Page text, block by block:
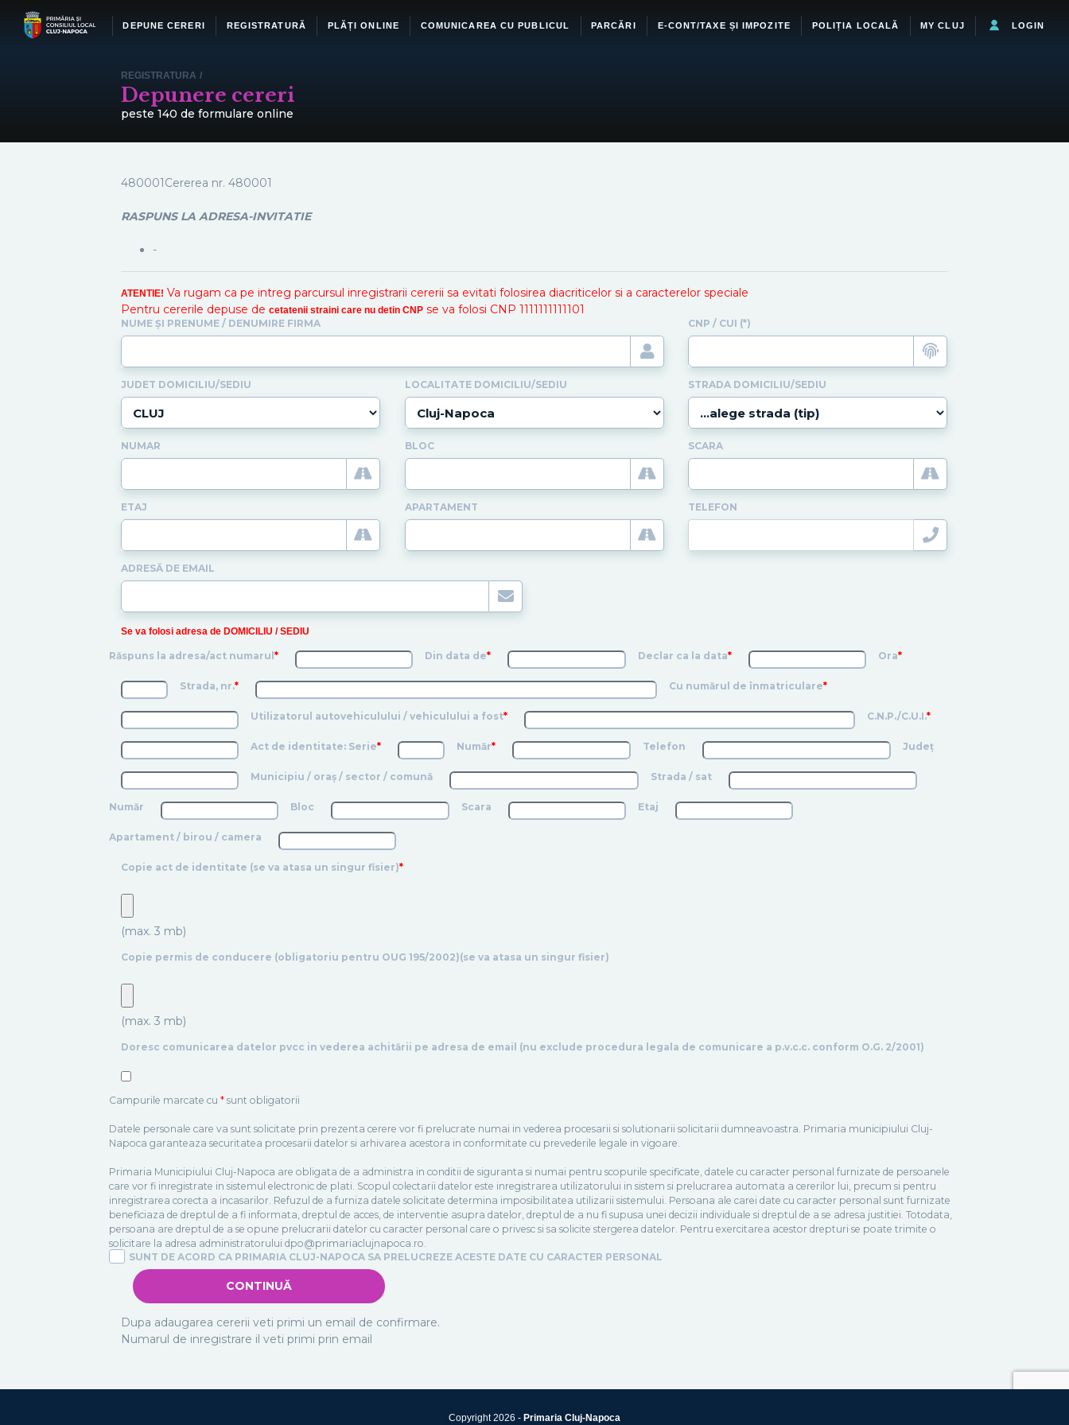
DEPUNE CERERI REGISTRATURĂ PLĂȚI ONLINE COMUNICAREA CU PUBLICUL PARCĂRI E-CONT/TAXE ȘI IMPOZITE POLIȚIA LOCALĂ MY CLUJ LOGIN
REGISTRATURA /
Depunere cereri
peste 140 de formulare online
480001Cererea nr. 480001
RASPUNS LA ADRESA-INVITATIE
-
ATENTIE! Va rugam ca pe intreg parcursul inregistrarii cererii sa evitati folosirea diacriticelor si a caracterelor speciale
Pentru cererile depuse de cetatenii straini care nu detin CNP se va folosi CNP 1111111111101
NUME ȘI PRENUME / DENUMIRE FIRMA CNP / CUI (*)
JUDET DOMICILIU/SEDIU LOCALITATE DOMICILIU/SEDIU STRADA DOMICILIU/SEDIU
NUMAR BLOC SCARA
ETAJ APARTAMENT TELEFON
ADRESĂ DE EMAIL
Se va folosi adresa de DOMICILIU / SEDIU
Răspuns la adresa/act numarul * Din data de* Declar ca la data* Ora*
Strada, nr.* Cu numărul de înmatriculare*
Utilizatorul autovehiculului / vehiculului a fost* C.N.P./C.U.I.*
Act de identitate: Serie* Număr* Telefon Județ
Municipiu / oraș / sector / comună Strada / sat
Număr Bloc Scara Etaj
Apartament / birou / camera
Copie act de identitate (se va atasa un singur fisier)*
(max. 3 mb)
Copie permis de conducere (obligatoriu pentru OUG 195/2002)(se va atasa un singur fisier)
(max. 3 mb)
Doresc comunicarea datelor pvcc in vederea achitării pe adresa de email (nu exclude procedura legala de comunicare a p.v.c.c. conform O.G. 2/2001)
Campurile marcate cu * sunt obligatorii
Datele personale care va sunt solicitate prin prezenta cerere vor fi prelucrate numai in vederea procesarii si solutionarii solicitarii dumneavoastra. Primaria municipiului Cluj-
Napoca garanteaza securitatea procesarii datelor si arhivarea acestora in conformitate cu prevederile legale in vigoare.
Primaria Municipiului Cluj-Napoca are obligata de a administra in conditii de siguranta si numai pentru scopurile specificate, datele cu caracter personal furnizate de persoanele
care vor fi inregistrate in sistemul electronic de plati. Scopul colectarii datelor este inregistrarea utilizatorului in sistem si prelucrarea automata a cererilor lui, precum si pentru
inregistrarea corecta a incasarilor. Refuzul de a furniza datele solicitate determina imposibilitatea utilizarii sistemului. Persoana ale carei date cu caracter personal sunt furnizate
beneficiaza de dreptul de a fi informata, dreptul de acces, de interventie asupra datelor, dreptul de a nu fi supusa unei decizii individuale si dreptul de a se adresa justitiei. Totodata,
persoana are dreptul de a se opune prelucrarii datelor cu caracter personal care o privesc si sa solicite stergerea datelor. Pentru exercitarea acestor drepturi se poate trimite o
solicitare la adresa administratorului dpo@primariaclujnapoca.ro.
SUNT DE ACORD CA PRIMARIA CLUJ-NAPOCA SA PRELUCREZE ACESTE DATE CU CARACTER PERSONAL
Dupa adaugarea cererii veti primi un email de confirmare.
Numarul de inregistrare il veti primi prin email
Copyright 2026 - Primaria Cluj-Napoca